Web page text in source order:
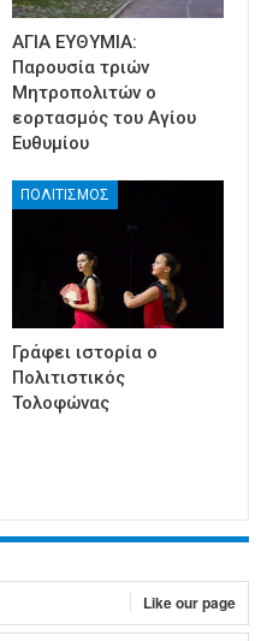
ΑΓΙΑ ΕΥΘΥΜΙΑ:
Παρουσία τριών
Μητροπολιτών ο
εορτασμός του Αγίου
Ευθυμίου
ΠΟΛΙΤΙΣΜΟΣ
Γράφει ιστορία ο
Πολιτιστικός
Τολοφώνας
Like our page